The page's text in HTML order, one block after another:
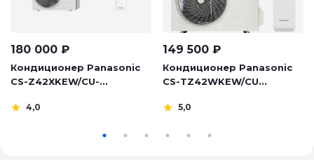
180 000 ₽
Кондиционер Panasonic
CS-Z42XKEW/CU-...
4,0
149 500 ₽
Кондиционер Panasonic
CS-TZ42WKEW/CU...
5,0